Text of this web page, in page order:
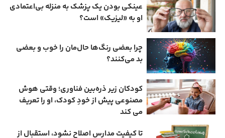
عینکی‌ بودن یک پزشک به منزله بی‌اعتمادی
او به «لیزیک» است؟
چرا بعضی رنگ‌ها حال‌مان را خوب و بعضی
بد می‌کنند؟
کودکان زیر ذره‌بین فناوری؛ وقتی هوش
مصنوعی پیش از خودِ کودک، او را تعریف
می ‌کند
تا کیفیت مدارس اصلاح نشود، استقبال از